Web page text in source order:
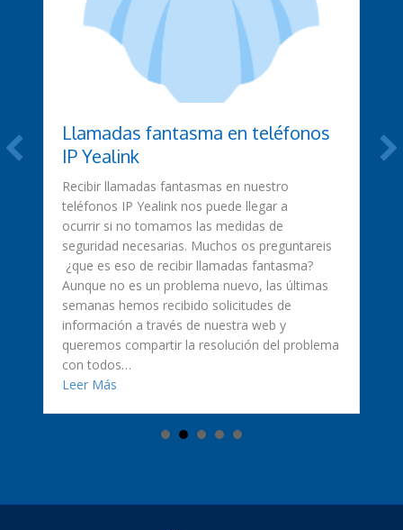
Te lo explicamos
Llamadas fantasma en teléfonos
IP Yealink
Recibir llamadas fantasmas en nuestro
teléfonos IP Yealink nos puede llegar a
ocurrir si no tomamos las medidas de
seguridad necesarias. Muchos os preguntareis
¿que es eso de recibir llamadas fantasma?
Aunque no es un problema nuevo, las últimas
semanas hemos recibido solicitudes de
información a través de nuestra web y
queremos compartir la resolución del problema
con todos…
Leer Más